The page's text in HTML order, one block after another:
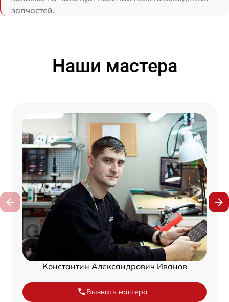
запчастей.
Наши мастера
Константин Александрович Иванов
Вызвать мастера